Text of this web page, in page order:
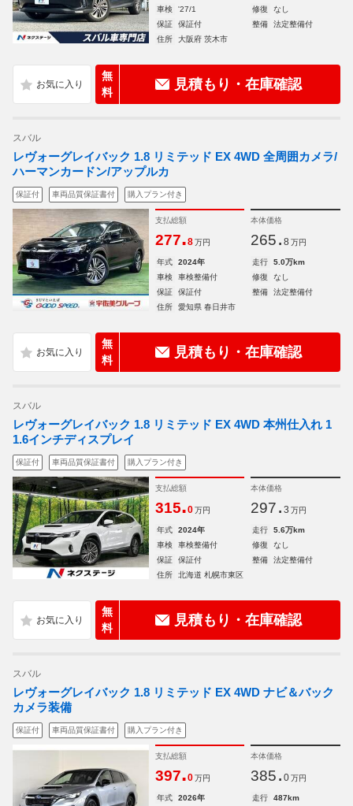
車検
'27/1 修復
なし
保証
保証付 整備
法定整備付
住所
大阪府 茨木市
無
料
見積もり・在庫確認
スバル
レヴォーグレイバック 1.8 リミテッド EX 4WD 全周囲カメラ/
ハーマンカードン/アップルカ
保証付 車両品質保証書付 購入プラン付き
支払総額
277.8 万円
本体価格
265. 8 万円
年式 2024年 走行
5.0万km
車検
車検整備付 修復
なし
保証
保証付 整備
法定整備付
住所
愛知県 春日井市
無
料
見積もり・在庫確認
スバル
レヴォーグレイバック 1.8 リミテッド EX 4WD 本州仕入れ 1
1.6インチディスプレイ
保証付 車両品質保証書付 購入プラン付き
支払総額
315.0 万円
本体価格
297. 3 万円
年式 2024年 走行
5.6万km
車検
車検整備付 修復
なし
保証
保証付 整備
法定整備付
住所
北海道 札幌市東区
無
料
見積もり・在庫確認
スバル
レヴォーグレイバック 1.8 リミテッド EX 4WD ナビ＆バック
カメラ装備
保証付 車両品質保証書付 購入プラン付き
支払総額
397.0 万円
本体価格
385. 0 万円
年式 2026年 走行 487km